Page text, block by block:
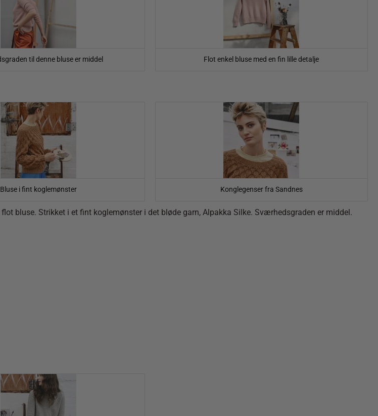
til denne bluse er middel Flot enkel bluse med en fin lille detalje
Bluse i fint koglemønster Konglegenser fra Sandnes
bluse. Strikket i et fint koglemønster i det bløde garn, Alpakka Silke. Sværhedsgraden er middel.